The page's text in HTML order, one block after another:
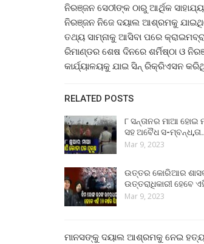
ନିରଞ୍ଜନ ସେଠୀଙ୍କ ଠାରୁ ଆର୍ଥିକ
ନିରଞ୍ଜନ ନିଜେ ଦୟାଲ ଆଶ୍ରମକୁ
ତଥ୍ୟ ସାମ୍ନାକୁ ଆସିବା ପରେ
ରିମାଣ୍ଡର ଶେଷ ଦିନରେ ଶର୍ମିଷ୍ଠା ଓ
କାର୍ଯ୍ୟାଳୟକୁ ଯାଇ ସିନ୍ ରିକ୍ରିଏସନ
RELATED POSTS
୮ ସନ୍ତାନର ମାଆ
ସହ ଅବୈଧ ସ-
Mar 9, 2023
ଉତ୍ତର କୋରିଆର
ଉତ୍ତରାଧିକାରୀ ହେବେ
Mar 9, 2023
ମାନସଙ୍କୁ ଦୟାଲ ଆଶ୍ରମକୁ ନେଇ ହତ୍ୟା